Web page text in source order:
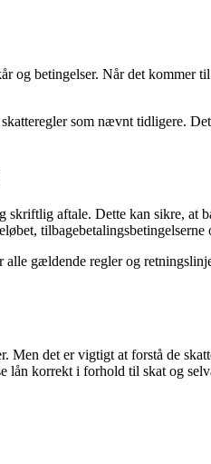
betingelser. Når det kommer
som nævnt tidligere.
aftale. Dette kan sikre, at
tilbagebetalingsbetingelserne
gældende regler og
det er vigtigt at forstå de
lån korrekt i forhold til skat og